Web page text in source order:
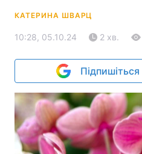
КАТЕРИНА ШВАРЦ
10:28, 05.10.24 2 хв.